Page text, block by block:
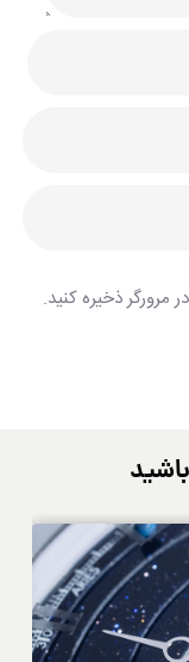
مرورگر ذخیره کنید.